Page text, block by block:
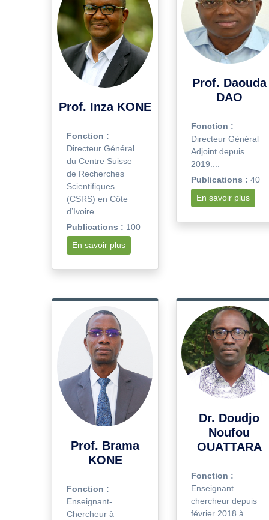
Prof. Inza KONE
Fonction :
Directeur Général
du Centre Suisse
de Recherches
Scientifiques
(CSRS) en Côte
d’Ivoire...
Publications : 100
En savoir plus
Prof. Daouda
DAO
Fonction :
Directeur Général
Adjoint depuis
2019....
Publications : 40
En savoir plus
Prof. Brama
KONE
Fonction :
Enseignant-
Chercheur à
Dr. Doudjo
Noufou
OUATTARA
Fonction :
Enseignant
chercheur depuis
février 2018 à